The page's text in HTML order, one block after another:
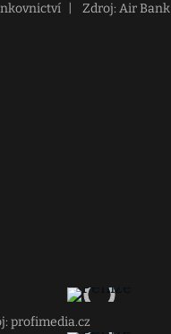
Zdroj: Air Bank
profimedia.cz